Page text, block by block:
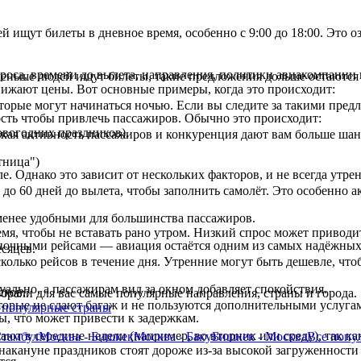
билеты в дневное время, особенно с 9:00 до 18:00. Это
людей ищут билеты, такие предложения дольше
могут начинаться ночью. Если вы следите за такими
активность пассажиров и конкуренция дают вам больше
времени до вылета, направления, политики
цены. Вот основные примеры, когда это происходит:
чтобы привлечь пассажиров. Обычно это происходит:
праздников).
дней до вылета, чтобы заполнить самолёт. Это особенно
в середине недели (например, во вторник или среду), так
праздников стоят дороже из-за высокой загруженности
Однако это зависит от нескольких факторов, и не всегда
удобными для большинства пассажиров.
чтобы не вставать рано утром. Низкий спрос может
рейсов в течение дня. Утренние могут быть дешевле,
не сдают багаж и не пользуются дополнительными
рейсами — авиация остаётся одним из самых
а пассажирам вид за окном добавляет спокойствия.
что может привести к задержкам.
для вас самые популярные направления, страны и города.
популярные страны
Москва - БишкекМосква - БакуБишкек - МоскваВсе